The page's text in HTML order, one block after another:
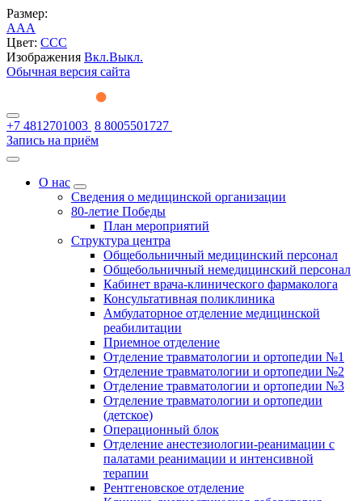
Размер:
AAA
Цвет: CCC
Изображения Вкл.Выкл.
Обычная версия сайта
+7 4812701003 8 8005501727
Запись на приём
О нас
Сведения о медицинской организации
80-летие Победы
План мероприятий
Структура центра
Общебольничный медицинский персонал
Общебольничный немедицинский персонал
Кабинет врача-клинического фармаколога
Консультативная поликлиника
Амбулаторное отделение медицинской
реабилитации
Приемное отделение
Отделение травматологии и ортопедии №1
Отделение травматологии и ортопедии №2
Отделение травматологии и ортопедии №3
Отделение травматологии и ортопедии
(детское)
Операционный блок
Отделение анестезиологии-реанимации с
палатами реанимации и интенсивной
терапии
Рентгеновское отделение